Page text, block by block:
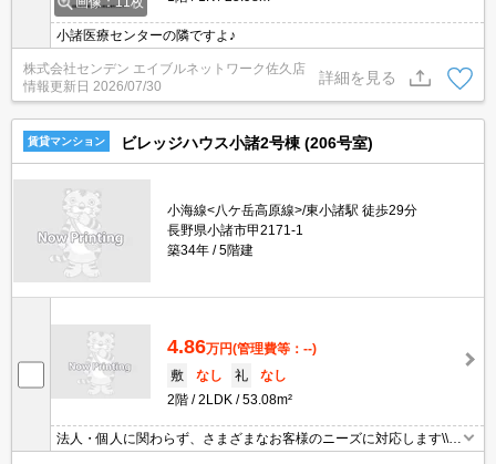
小諸医療センターの隣ですよ♪
株式会社センデン エイブルネットワーク佐久店
情報更新日 2026/07/30
詳細を見る
賃貸マンション ビレッジハウス小諸2号棟 (206号室)
小海線<八ケ岳高原線>/東小諸駅 徒歩29分
長野県小諸市甲2171-1
築34年
5階建
4.86万円(管理費等：--)
敷
なし 礼
なし
2階
2LDK 53.08m²
法人・個人に関わらず、さまざまなお客様のニーズに対応します\\n
敷金・礼金・更新料・鍵交換手数料0円！※契約内容や審査の結